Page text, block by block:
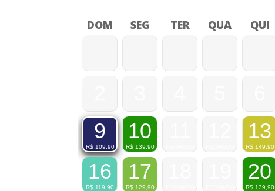
DOM SEG TER QUA QUI
9
R$ 109,90
10
R$ 139,90
13
R$ 149,90
16
R$ 119,90
17
R$ 129,90
20
R$ 139,90